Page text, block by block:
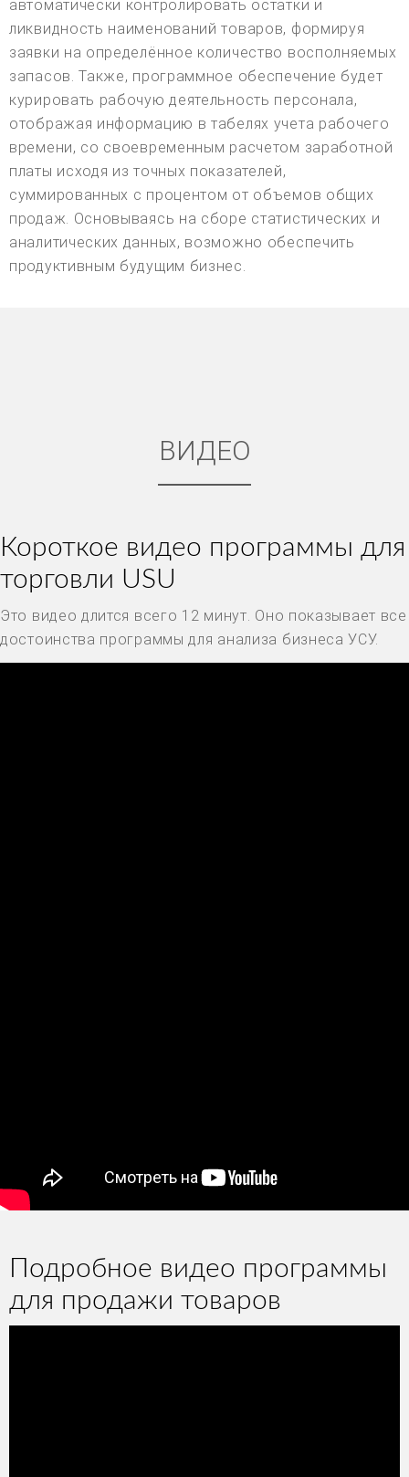
автоматически контролировать остатки и
ликвидность наименований товаров, формируя
заявки на определённое количество восполняемых
запасов. Также, программное обеспечение будет
курировать рабочую деятельность персонала,
отображая информацию в табелях учета рабочего
времени, со своевременным расчетом заработной
платы исходя из точных показателей,
суммированных с процентом от объемов общих
продаж. Основываясь на сборе статистических и
аналитических данных, возможно обеспечить
продуктивным будущим бизнес.
ВИДЕО
Короткое видео программы для
торговли USU
Это видео длится всего 12 минут. Оно показывает все
достоинства программы для анализа бизнеса УСУ.
Подробное видео программы
для продажи товаров